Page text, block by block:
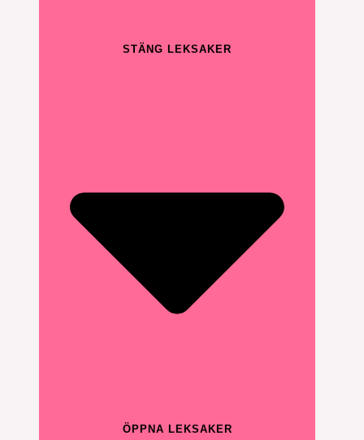
STÄNG LEKSAKER
ÖPPNA LEKSAKER